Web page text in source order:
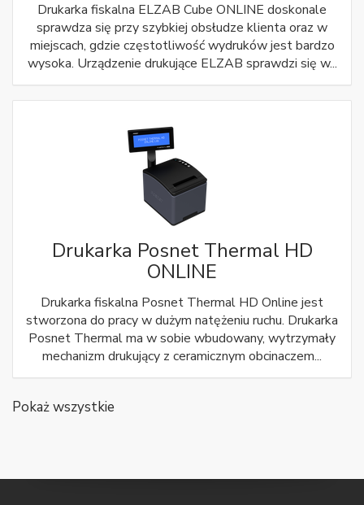
Drukarka fiskalna ELZAB Cube ONLINE doskonale
sprawdza się przy szybkiej obsłudze klienta oraz w
miejscach, gdzie częstotliwość wydruków jest bardzo
wysoka. Urządzenie drukujące ELZAB sprawdzi się w...
Drukarka Posnet Thermal HD
ONLINE
Drukarka fiskalna Posnet Thermal HD Online jest
stworzona do pracy w dużym natężeniu ruchu. Drukarka
Posnet Thermal ma w sobie wbudowany, wytrzymały
mechanizm drukujący z ceramicznym obcinaczem...
Pokaż wszystkie